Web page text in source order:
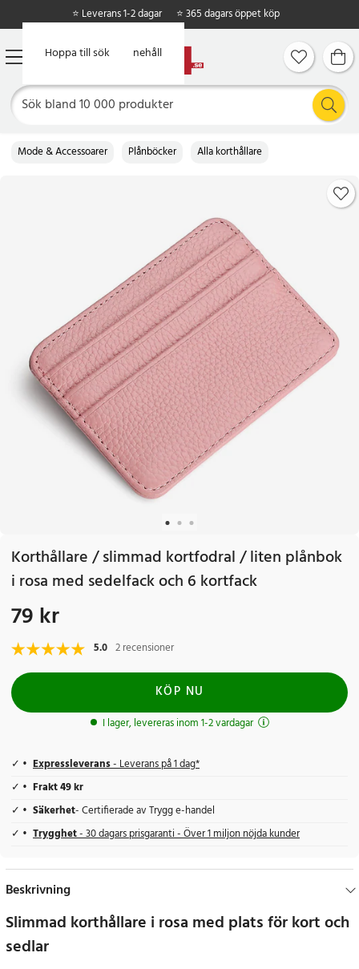
Hoppa till huvudinnehåll
Hoppa till sök
⭐ Leverans 1-2 dagar ⭐ 365 dagars öppet köp
Mode & Accessoarer Plånböcker Alla korthållare
Korthållare / slimmad kortfodral / liten plånbok
i rosa med sedelfack och 6 kortfack
Pris: 79 kr
79 kr
5.0 2 recensioner
KÖP NU
I lager, levereras inom 1-2 vardagar
Expressleverans- Leverans på 1 dag*
Frakt 49 kr
Säkerhet- Certifierade av Trygg e-handel
Trygghet- 30 dagars prisgaranti - Över 1 miljon nöjda kunder
Beskrivning
Slimmad korthållare i rosa med plats för kort och
sedlar